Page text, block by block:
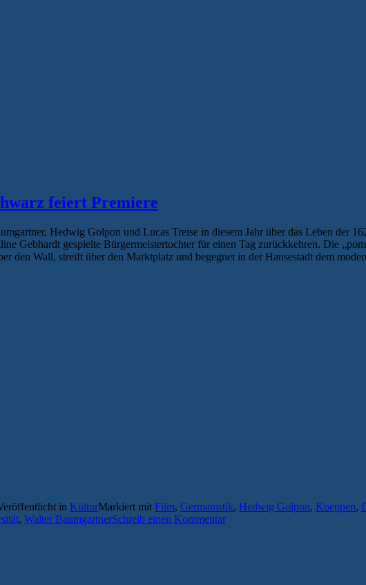
feiert Premiere
Hedwig Golpon und Lucas Treise in diesem Jahr über das Leben der
Gebhardt gespielte Bürgermeistertochter für einen Tag zurückkehren. Die
den Wall, streift über den Marktplatz und begegnet in der Hansestadt dem
in KulturMarkiert mit Film, Germanistik, Hedwig Golpon, Koeppen,
, Walter BaumgartnerSchreib einen Kommentar